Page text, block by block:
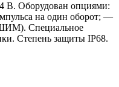
В. Оборудован опциями:
на один оборот; —
Специальное
Степень защиты IP68.